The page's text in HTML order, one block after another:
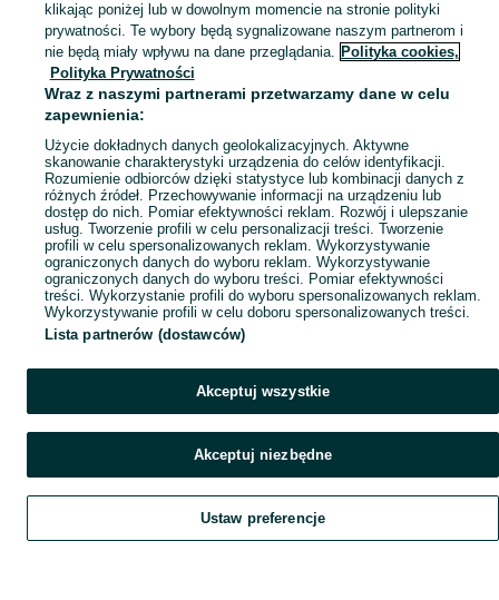
Mapa kategorii
Mapa miejscowości
Mapa ministron
Popularne wyszukiwania
Szukaj Obserwujesz Dodaj Czat Konto
klikając poniżej lub w dowolnym momencie na stronie polityki
prywatności. Te wybory będą sygnalizowane naszym partnerom i
nie będą miały wpływu na dane przeglądania. Polityka cookies,
Polityka Prywatności
Wraz z naszymi partnerami przetwarzamy dane w celu
zapewnienia:
Użycie dokładnych danych geolokalizacyjnych. Aktywne
skanowanie charakterystyki urządzenia do celów identyfikacji.
Rozumienie odbiorców dzięki statystyce lub kombinacji danych z
różnych źródeł. Przechowywanie informacji na urządzeniu lub
dostęp do nich. Pomiar efektywności reklam. Rozwój i ulepszanie
usług. Tworzenie profili w celu personalizacji treści. Tworzenie
profili w celu spersonalizowanych reklam. Wykorzystywanie
ograniczonych danych do wyboru reklam. Wykorzystywanie
ograniczonych danych do wyboru treści. Pomiar efektywności
treści. Wykorzystanie profili do wyboru spersonalizowanych reklam.
Wykorzystywanie profili w celu doboru spersonalizowanych treści.
Lista partnerów (dostawców)
Akceptuj wszystkie
Akceptuj niezbędne
Ustaw preferencje